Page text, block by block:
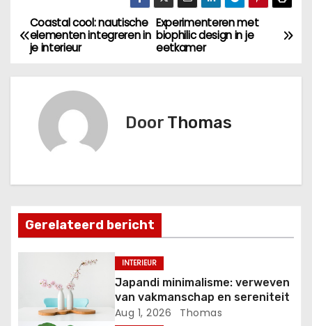
B
e
t
n
Experimenteren met
biophilic design in je
eetkamer
Coastal cool: nautische
elementen integreren in
je interieur
Door Thomas
Gerelateerd bericht
INTERIEUR
Japandi minimalisme: verweven
van vakmanschap en sereniteit
Aug 1, 2026 Thomas